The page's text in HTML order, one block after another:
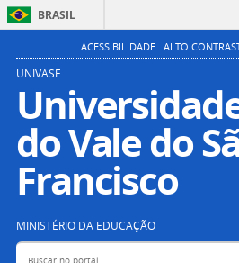
BRASIL
ACESSIBILIDADE ALTO
UNIVASF
do Vale do
Francisco
MINISTÉRIO DA EDUCAÇÃO
Buscar no portal